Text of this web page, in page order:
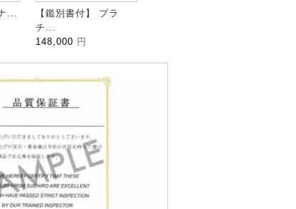
...
【鑑別書付】 プラ
チ...
148,000 円